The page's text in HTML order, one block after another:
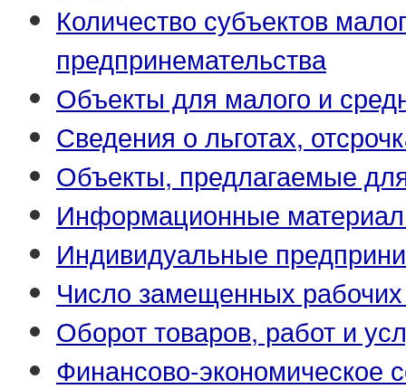
Количество субъектов
предпринемательства
Объекты для малого и
Сведения о льготах,
Объекты, предлагаемые
Информационные
Индивидуальные
Число замещенных
Оборот товаров, работ и
Финансово-экономическое